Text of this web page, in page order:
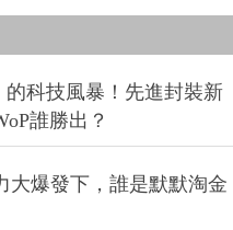
科技風暴！先進封裝新
誰勝出？
大爆發下，誰是默默淘金